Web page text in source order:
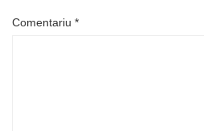
Comentariu *